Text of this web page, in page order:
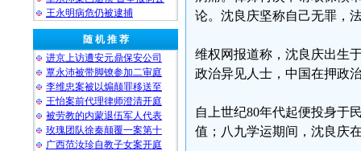
王永明病危仍被逮捕
随 机 推 荐
进京上访遭安元鼎保安公司
覃永沛被带脚镣参加二审庭
李维忠案被以煽颠罪移送至
王怡案前代理律师澄清开庭
被劳教的内蒙退伍军人代表
玫瑰团队徐秦颠覆一案第十
广西范汝珍自教子女案开庭
论。沈良庆坚称自己无罪，
维权网报道称，沈良庆出生
政治异见人士，中国在押政
自上世纪80年代起便投身于
值；八九学运期间，沈良庆